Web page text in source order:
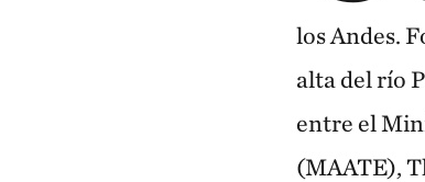
los Andes.
alta del río
entre el
(MAATE),